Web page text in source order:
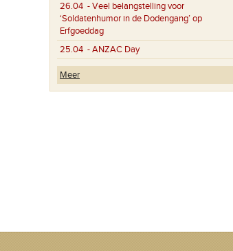
26.04 - Veel belangstelling voor
‘Soldatenhumor in de Dodengang’ op
Erfgoeddag
25.04 - ANZAC Day
Meer